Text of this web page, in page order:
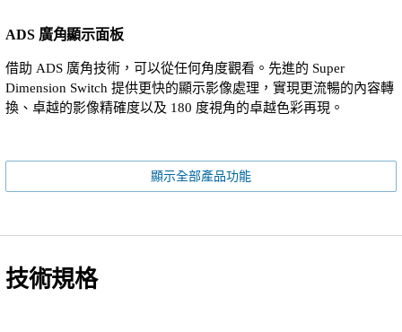
ADS 廣角顯示面板
借助 ADS 廣角技術，可以從任何角度觀看。先進的 Super
Dimension Switch 提供更快的顯示影像處理，實現更流暢的內容轉
換、卓越的影像精確度以及 180 度視角的卓越色彩再現。
顯示全部產品功能
技術規格